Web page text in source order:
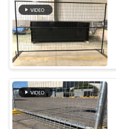
LIÊN
HỆ
CHÚNG
TÔI
TIN
TỨC